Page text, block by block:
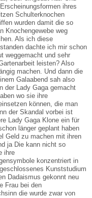
ihres
Schulterknochen
wurden damit die so
Knochengewebe weg
Als ich diese
dachte ich mir schon
weggemacht und sehr
leisten? Also
machen. Und dann die
Galaabend sah also
der Lady Gaga gemacht
wo sie ihre
können, die man
der Skandal vorbei ist
Lady Gaga Klone ein für
länger geplant haben
Geld zu machen mit ihren
ja Die kann nicht so
ihre
konzentriert in
Kunststudium
Dadaismus gekonnt neu
Frau bei den
die wurde zwar von